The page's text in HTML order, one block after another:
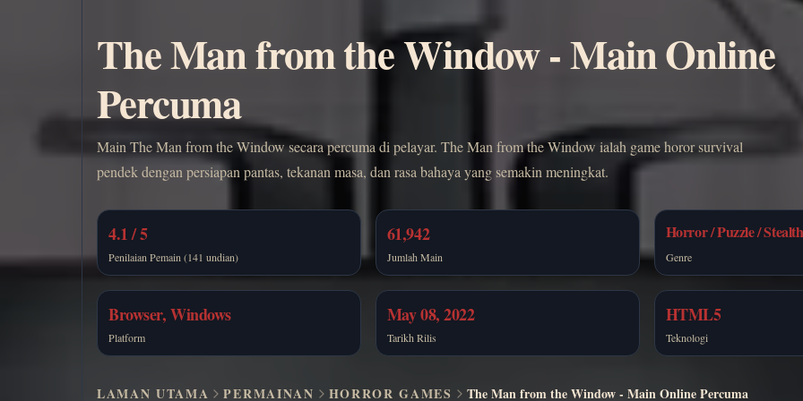
The Man from the Window - Main Online
Percuma
Main The Man from the Window secara percuma di pelayar. The Man from the Window ialah game horor survival
pendek dengan persiapan pantas, tekanan masa, dan rasa bahaya yang semakin meningkat.
4.1 / 5
Penilaian Pemain (141 undian)
61,942
Jumlah Main
Horror / Puzzle / Stealth
Genre
Browser, Windows
Platform
May 08, 2022
Tarikh Rilis
HTML5
Teknologi
LAMAN UTAMA PERMAINAN HORROR GAMES The Man from the Window - Main Online Percuma